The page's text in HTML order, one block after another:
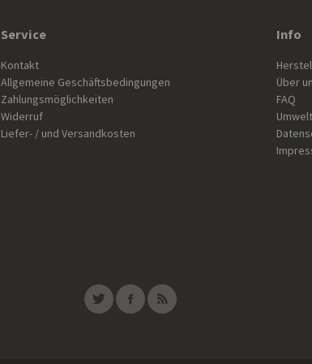
Service
Kontakt
Allgemeine Geschäftsbedingungen
Zahlungsmöglichkeiten
Widerruf
Liefer- / und Versandkosten
Info
Über
FAQ